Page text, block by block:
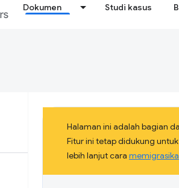
Dokumen Studi kasus
Halaman ini adalah bagian
Fitur ini tetap didukung
lebih lanjut cara